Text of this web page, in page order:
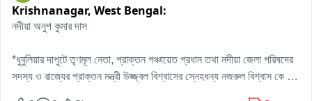
Krishnanagar, West Bengal:
নদীয়া অনুপ কুমার দাস
*ধুবুলিয়ার দাপুটে তৃণমূল নেতা, প্রাক্তন পঞ্চায়েত প্রধান তথা নদীয়া জেলা পরিষদের
সদস্য ও রাজ্যের প্রাক্তন মন্ত্রী উজ্জ্বল বিশ্বাসের স্নেহধন্য নজরুল বিশ্বাস কে